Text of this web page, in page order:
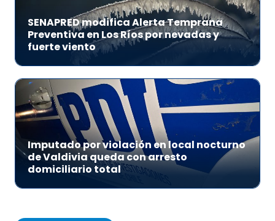
SENAPRED modifica Alerta Temprana
Preventiva en Los Ríos por nevadas y
fuerte viento
Imputado por violación en local nocturno
de Valdivia queda con arresto
domiciliario total